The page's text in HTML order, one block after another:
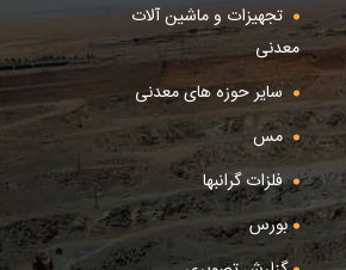
تجهیزات و ماشین آلات
معدنی
سایر حوزه های معدنی
مس
فلزات گرانبها
بورس